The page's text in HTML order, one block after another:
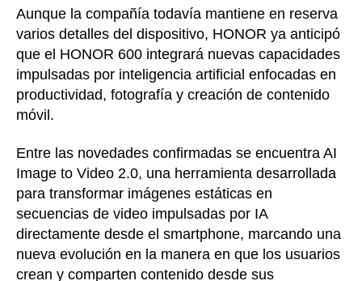
Aunque la compañía todavía mantiene en reserva
varios detalles del dispositivo, HONOR ya anticipó
que el HONOR 600 integrará nuevas capacidades
impulsadas por inteligencia artificial enfocadas en
productividad, fotografía y creación de contenido
móvil.
Entre las novedades confirmadas se encuentra AI
Image to Video 2.0, una herramienta desarrollada
para transformar imágenes estáticas en
secuencias de video impulsadas por IA
directamente desde el smartphone, marcando una
nueva evolución en la manera en que los usuarios
crean y comparten contenido desde sus